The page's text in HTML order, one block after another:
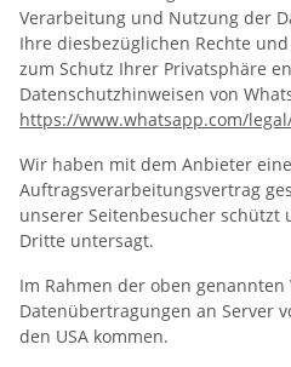
Verarbeitung und Nutzung der
Ihre diesbezüglichen Rechte
zum Schutz Ihrer Privatsphäre
Datenschutzhinweisen von
https://www.whatsapp.com/legal
Wir haben mit dem Anbieter
Auftragsverarbeitungsvertrag
unserer Seitenbesucher schützt
Dritte untersagt.
Im Rahmen der oben
Datenübertragungen an Server
den USA kommen.